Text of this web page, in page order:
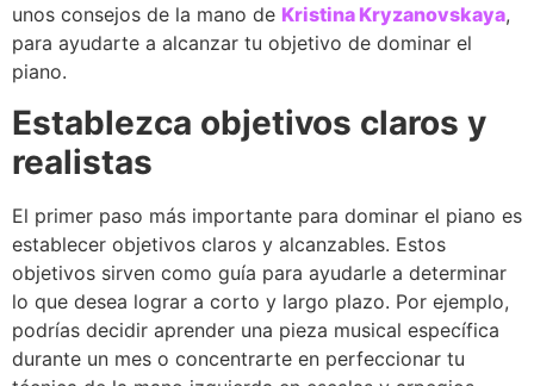
unos consejos de la mano de Kristina Kryzanovskaya,
para ayudarte a alcanzar tu objetivo de dominar el
piano.
Establezca objetivos claros y
realistas
El primer paso más importante para dominar el piano es
establecer objetivos claros y alcanzables. Estos
objetivos sirven como guía para ayudarle a determinar
lo que desea lograr a corto y largo plazo. Por ejemplo,
podrías decidir aprender una pieza musical específica
durante un mes o concentrarte en perfeccionar tu